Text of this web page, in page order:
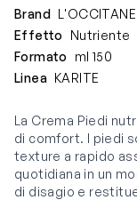
Brand L'OCCITANE
Effetto
Nutriente
Formato
ml 150
Linea KARITE
La Crema Piedi
di comfort. I piedi
texture a rapido
quotidiana in un
di disagio e